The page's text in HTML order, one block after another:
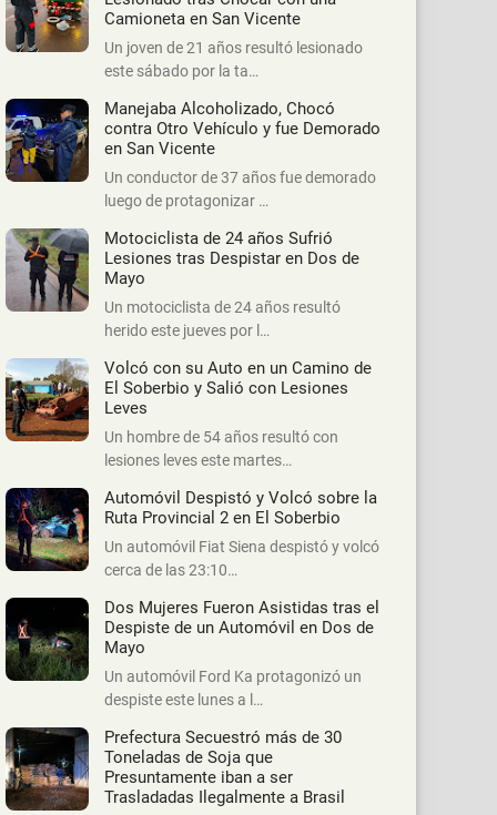
Camioneta en San Vicente
Un joven de 21 años resultó lesionado
este sábado por la ta…
Manejaba Alcoholizado, Chocó
contra Otro Vehículo y fue Demorado
en San Vicente
Un conductor de 37 años fue demorado
luego de protagonizar …
Motociclista de 24 años Sufrió
Lesiones tras Despistar en Dos de
Mayo
Un motociclista de 24 años resultó
herido este jueves por l…
Volcó con su Auto en un Camino de
El Soberbio y Salió con Lesiones
Leves
Un hombre de 54 años resultó con
lesiones leves este martes…
Automóvil Despistó y Volcó sobre la
Ruta Provincial 2 en El Soberbio
Un automóvil Fiat Siena despistó y volcó
cerca de las 23:10…
Dos Mujeres Fueron Asistidas tras el
Despiste de un Automóvil en Dos de
Mayo
Un automóvil Ford Ka protagonizó un
despiste este lunes a l…
Prefectura Secuestró más de 30
Toneladas de Soja que
Presuntamente iban a ser
Trasladadas Ilegalmente a Brasil